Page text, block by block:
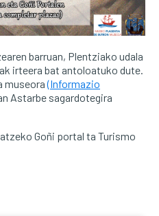
barruan, Plentziako udala
irteera bat antoloatuko dute.
museora(Informazio
Astarbe sagardotegira
Goñi portal ta Turismo